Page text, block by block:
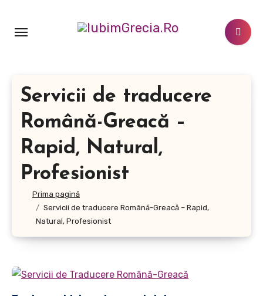
conținut
Servicii de traducere
Română-Greacă –
Rapid, Natural,
Profesionist
Prima pagină
Servicii de traducere Română-Greacă – Rapid,
Natural, Profesionist